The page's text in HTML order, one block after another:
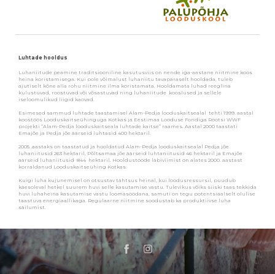
Luhtade hooldus
Luhaniitude peamine traditsiooniline kasutusviis on nende iga-aastane niitmine koos
heina koristamisega. Kui pole võimalust luhaniitu tavapäraselt hooldada, tuleb
ajutiselt kõne alla rohu niitmine ilma koristamata. Hooldamata luhad reeglina
kulustuvad, roostuvad või võsastuvad ning luhaniitude kooslused ja sellele
iseloomulikud liigid kaovad.
Esimesed sammud luhtade taastamisel Alam-Pedja looduskaitsealal tehti 1999. aastal
koostöös Looduskaitseühinguga Kotkas ja Eestimaa Looduse Fondiga Rootsi WWF
projekti “Alam-Pedja looduskaitseala luhtade kaitse” raames. Aastal 2000 taastati
Emajõe ja Pedja jõe äärseid luhtasid 400 hektaril.
2005. aastaks on taastatud ja hooldatud Alam-Pedja looduskaitsealal Pedja jõe
luhaniitusid 263 hektaril, Põltsamaa jõe äärseid luhtaniitusid 46 hektaril ja Emajõe
äärseid luhaniitusid 844 hektaril. Hooldustööde läbiviimist on alates 2000. aastast
korraldanud Looduskaitseühing Kotkas.
Kuigi luha kujunemisel on otsustav tähtsus heinal, kui loodusressursil, puudub
käesoleval hetkel suurem huvi selle kasutamise vastu. Tulevikus võiks siiski taas tekkida
huvi luhaheina kasutamise vastu loomasöödana, samuti on tegu potentsiaalselt olulise
taastuva energiaallikaga. Regulaarne niitmine soodustab ka produktiivse luha
säilumist.